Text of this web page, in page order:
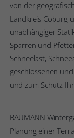
von der
Landkreis Coburg
unabhängiger
Sparren und
Schneelast,
geschlossenen
und zum Schutz
BAUMANN
Planung einer